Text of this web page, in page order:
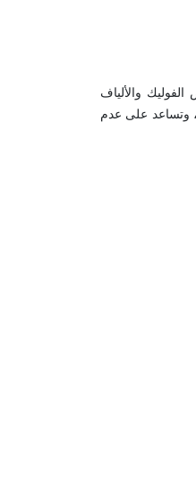
(الجدول1)، وتُعد مصدراً ممتازاً لحمض الفوليك والألياف
وتساعد على عدم